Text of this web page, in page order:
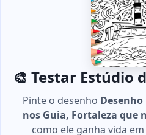
🎨 Testar Estúdio
Pinte o desenho
nos Guia, Fortaleza que
como ele ganha vida